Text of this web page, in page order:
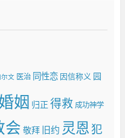
文 医治 同性恋 因信称义 园
姻 归正 得救 成功神学
会 敬拜 旧约 灵恩犯